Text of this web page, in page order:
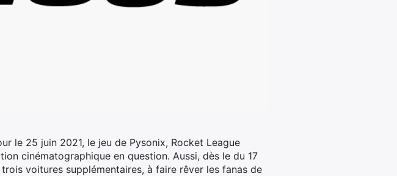
le 25 juin 2021, le jeu de Pysonix, Rocket League
cinématographique en question. Aussi, dès le du 17
voitures supplémentaires, à faire rêver les fanas de